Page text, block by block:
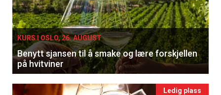
KURS I OSLO, 26. AUGUST
Benytt sjansen til å smake og lære forskjellen
på hvitviner
Ledig plass